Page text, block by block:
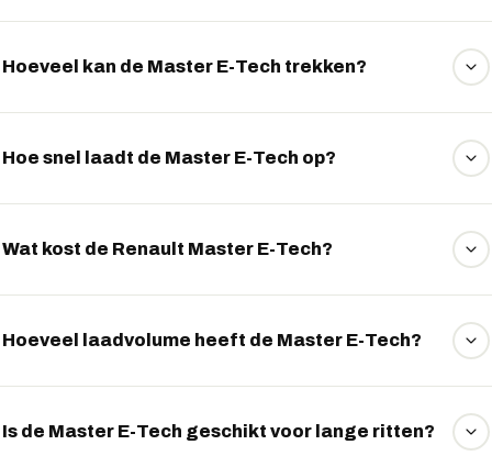
Hoeveel kan de Master E-Tech trekken?
ongeveer 2.500 kilogram.
Hoe snel laadt de Master E-Tech op?
minuten van 10 naar 80 procent.
Wat kost de Renault Master E-Tech?
leaseprijzen vanaf circa 699 euro per maand.
Hoeveel laadvolume heeft de Master E-Tech?
voor omvangrijke ladingen en zwaar werk.
Is de Master E-Tech geschikt voor lange ritten?